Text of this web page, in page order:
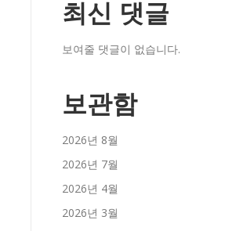
최신 댓글
보여줄 댓글이 없습니다.
보관함
2026년 8월
2026년 7월
2026년 4월
2026년 3월